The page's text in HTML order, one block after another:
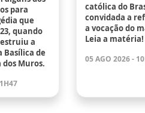
para
que
quando
a
Basílica de
dos Muros.
católica do
convidada a
a vocação do
Leia a matéria!
05 AGO 2026 -